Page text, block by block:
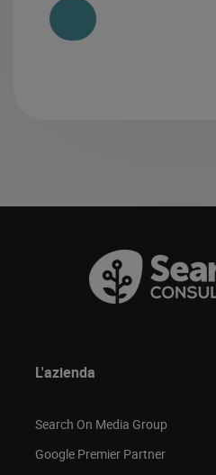
L'azienda
Search On Media Group
Google Premier Partner